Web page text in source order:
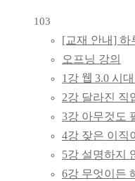
조연심의
하루하나브
100일
하브챌린지
103
[교재 안내] 하
오프닝 강의
1강 웹 3.0 시
2강 달라진 직
3강 아무것도
4강 잦은 이직
5강 설명하지
6강 무엇이든